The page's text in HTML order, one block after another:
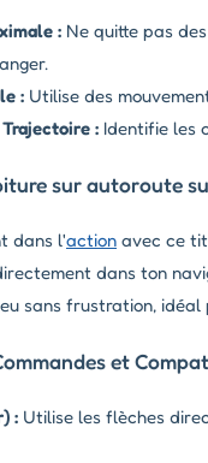
: Ne quitte pas
: Utilise des
: Identifie les
sur autoroute
dans l'action avec ce
dans ton
sans frustration,
et
: Utilise les flèches